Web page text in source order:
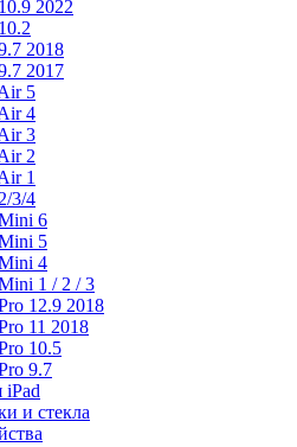
2022
2018
2017
5
4
3
2
1
3/4
6
5
4
1 / 2 / 3
12.9 2018
11 2018
10.5
9.7
iPad
и стекла